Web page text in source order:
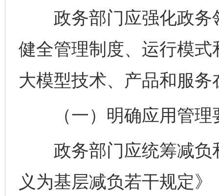
政务部门应强化政务
健全管理制度、运行模
大模型技术、产品和服
（一）明确应用管理
政务部门应统筹减负
义为基层减负若干规定